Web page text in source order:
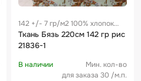
142 +/- 7 гр/м2 100% хлопок
0.29 м
Ткань Бязь 220см 142 гр рис
21836-1
В наличии
Мин. кол-во
для заказа 30 /м.п.